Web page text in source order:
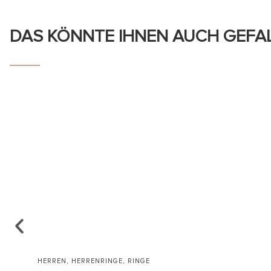
DAS KÖNNTE IHNEN AUCH
HERREN , HERRENRINGE, RINGE